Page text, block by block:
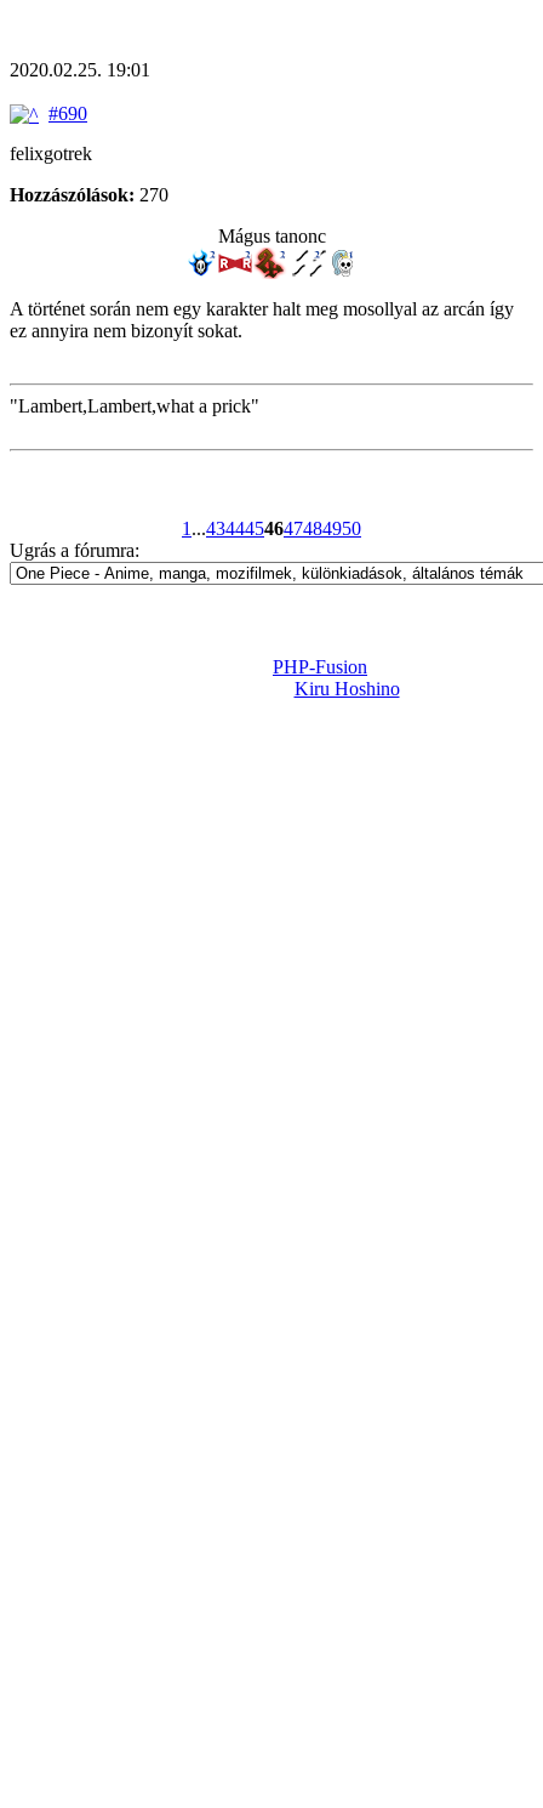
2020.02.25. 19:01
#690
felixgotrek
Hozzászólások: 270
Mágus tanonc
A történet során nem egy karakter halt meg mosollyal az arcán így
ez annyira nem bizonyít sokat.
"Lambert,Lambert,what a prick"
1 ...4344454647484950
Ugrás a fórumra:
PHP-Fusion
Kiru Hoshino